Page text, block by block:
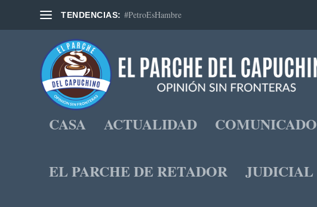
TENDENCIAS: #PetroEsHambre
CASA ACTUALIDAD COMUNICADO
EL PARCHE DE RETADOR JUDICIAL